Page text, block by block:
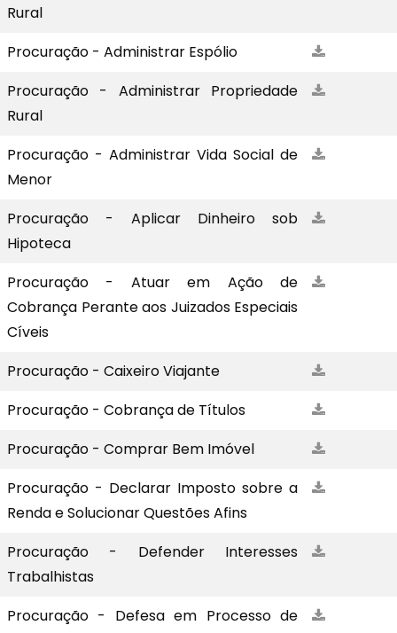
Rural
Procuração - Administrar Espólio
Procuração - Administrar Propriedade
Rural
Procuração - Administrar Vida Social de
Menor
Procuração - Aplicar Dinheiro sob
Hipoteca
Procuração - Atuar em Ação de
Cobrança Perante aos Juizados Especiais
Cíveis
Procuração - Caixeiro Viajante
Procuração - Cobrança de Títulos
Procuração - Comprar Bem Imóvel
Procuração - Declarar Imposto sobre a
Renda e Solucionar Questões Afins
Procuração - Defender Interesses
Trabalhistas
Procuração - Defesa em Processo de